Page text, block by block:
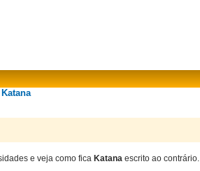
e veja como fica Katana escrito ao contrário.